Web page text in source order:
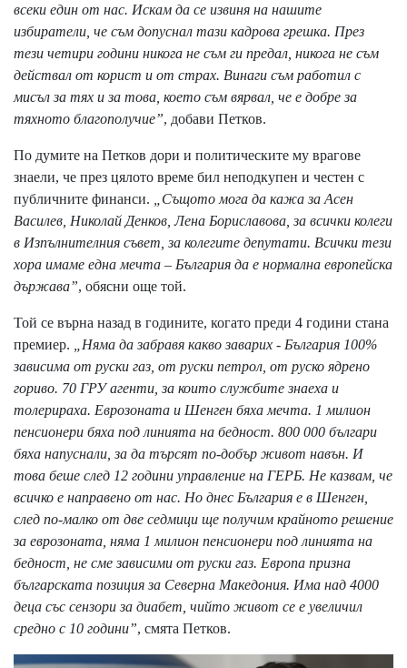
всеки един от нас. Искам да се извиня на нашите
избиратели, че съм допуснал тази кадрова грешка. През
тези четири години никога не съм ги предал, никога не съм
действал от корист и от страх. Винаги съм работил с
мисъл за тях и за това, което съм вярвал, че е добре за
тяхното благополучие”, добави Петков.
По думите на Петков дори и политическите му врагове
знаели, че през цялото време бил неподкупен и честен с
публичните финанси.
„Същото мога да кажа за Асен
Василев, Николай Денков, Лена Бориславова, за всички колеги
в Изпълнителния съвет, за колегите депутати. Всички тези
хора имаме една мечта – България да е нормална европейска
държава”, обясни още той.
Той се върна назад в годините, когато преди 4 години стана
премиер.
„Няма да забравя какво заварих - България 100%
зависима от руски газ, от руски петрол, от руско ядрено
гориво. 70 ГРУ агенти, за които службите знаеха и
толерираха. Еврозоната и Шенген бяха мечта. 1 милион
пенсионери бяха под линията на бедност. 800 000 българи
бяха напуснали, за да търсят по-добър живот навън. И
това беше след 12 години управление на ГЕРБ. Не казвам, че
всичко е направено от нас. Но днес България е в Шенген,
след по-малко от две седмици ще получим крайното решение
за еврозоната, няма 1 милион пенсионери под линията на
бедност, не сме зависими от руски газ. Европа призна
българската позиция за Северна Македония. Има над 4000
деца със сензори за диабет, чийто живот се е увеличил
средно с 10 години”, смята Петков.